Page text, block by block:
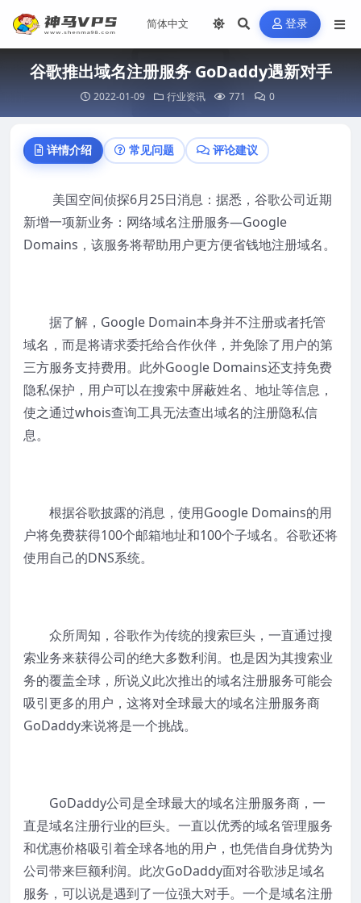
登录
谷歌推出域名注册服务 GoDaddy遇新对手
2022-01-09 行业资讯 771 0
详情介绍 常见问题 评论建议
美国空间侦探6月25日消息：据悉，谷歌公司近期
新增一项新业务：网络域名注册服务—Google
Domains，该服务将帮助用户更方便省钱地注册域名。
据了解，Google Domain本身并不注册或者托管
域名，而是将请求委托给合作伙伴，并免除了用户的第
三方服务支持费用。此外Google Domains还支持免费
隐私保护，用户可以在搜索中屏蔽姓名、地址等信息，
使之通过whois查询工具无法查出域名的注册隐私信
息。
根据谷歌披露的消息，使用Google Domains的用
户将免费获得100个邮箱地址和100个子域名。谷歌还将
使用自己的DNS系统。
众所周知，谷歌作为传统的搜索巨头，一直通过搜
索业务来获得公司的绝大多数利润。也是因为其搜索业
务的覆盖全球，所说义此次推出的域名注册服务可能会
吸引更多的用户，这将对全球最大的域名注册服务商
GoDaddy来说将是一个挑战。
GoDaddy公司是全球最大的域名注册服务商，一
直是域名注册行业的巨头。一直以优秀的域名管理服务
和优惠价格吸引着全球各地的用户，也凭借自身优势为
公司带来巨额利润。此次GoDaddy面对谷歌涉足域名
服务，可以说是遇到了一位强大对手。一个是域名注册